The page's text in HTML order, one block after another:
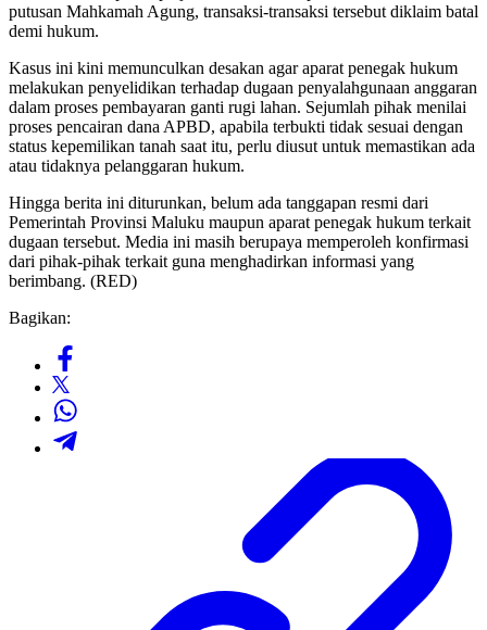
putusan Mahkamah Agung, transaksi-transaksi tersebut diklaim batal
demi hukum.
Kasus ini kini memunculkan desakan agar aparat penegak hukum
melakukan penyelidikan terhadap dugaan penyalahgunaan anggaran
dalam proses pembayaran ganti rugi lahan. Sejumlah pihak menilai
proses pencairan dana APBD, apabila terbukti tidak sesuai dengan
status kepemilikan tanah saat itu, perlu diusut untuk memastikan ada
atau tidaknya pelanggaran hukum.
Hingga berita ini diturunkan, belum ada tanggapan resmi dari
Pemerintah Provinsi Maluku maupun aparat penegak hukum terkait
dugaan tersebut. Media ini masih berupaya memperoleh konfirmasi
dari pihak-pihak terkait guna menghadirkan informasi yang
berimbang. (RED)
Bagikan: